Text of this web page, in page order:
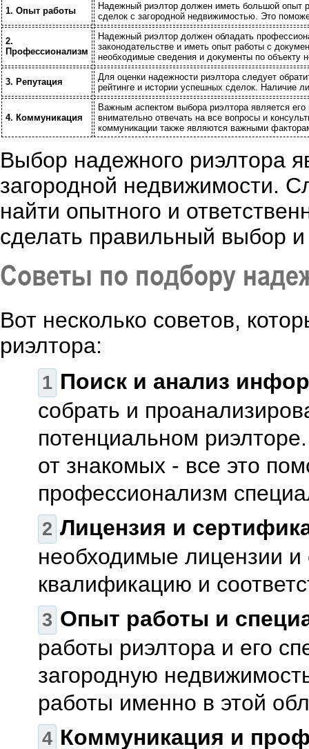
1. Опыт работы
Надежный риэлтор должен иметь большой опыт
сделок с загородной недвижимостью. Это
2.
Профессионализм
Надежный риэлтор должен обладать
законодательстве и иметь опыт работы с
необходимые сведения и документы по объекту
3. Репутация
Для оценки надежности риэлтора следует
рейтинге и истории успешных сделок. Наличие
4. Коммуникация
Важным аспектом выбора риэлтора является
внимательно отвечать на все вопросы и
коммуникации также являются важными
Выбор надежного риэлтора
загородной недвижимости.
найти опытного и
сделать правильный выбор и
Советы по подбору
Вот несколько советов,
риэлтора:
Поиск и анализ
собрать и
потенциальном
от знакомых - все это
профессионализм
Лицензия и
необходимые лицензии
квалификацию и
Опыт работы и
работы риэлтора и его
загородную
работы именно в этой
Коммуникация и